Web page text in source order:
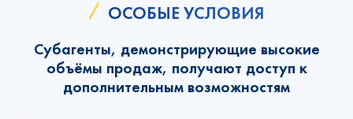
ОСОБЫЕ УСЛОВИЯ
Субагенты, демонстрирующие высокие
объёмы продаж, получают доступ к
дополнительным возможностям